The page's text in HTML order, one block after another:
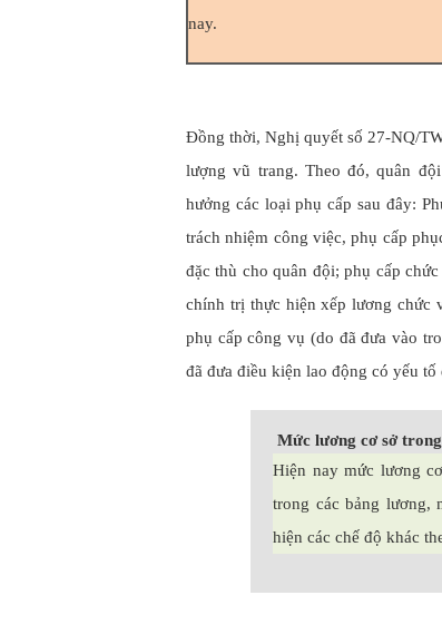
nay.
Đồng thời, Nghị quyết số 27-NQ/
lượng vũ trang. Theo đó, quân
hưởng các loại phụ cấp sau đây:
trách nhiệm công việc, phụ cấp
đặc thù cho quân đội; phụ cấp
chính trị thực hiện xếp lương chức
phụ cấp công vụ (do đã đưa vào
đã đưa điều kiện lao động có yếu
Mức lương cơ sở
Hiện nay mức lương
trong các bảng lương,
hiện các chế độ khác